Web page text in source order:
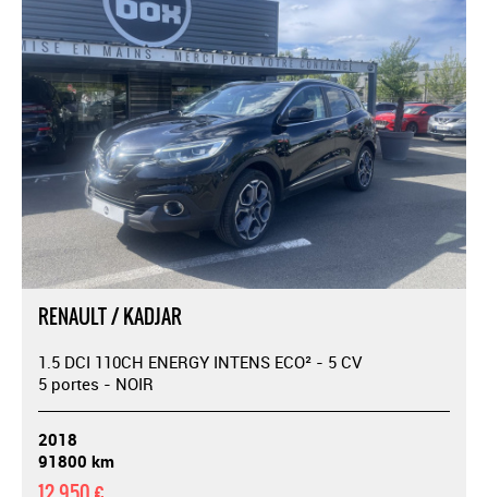
RENAULT / KADJAR
1.5 DCI 110CH ENERGY INTENS ECO² - 5 CV
5 portes - NOIR
2018
91800 km